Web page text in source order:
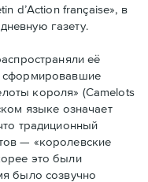
d’Action française», в
газету.
её
сформировавшие
короля» (Camelots
языке означает
традиционный
— «королевские
это были
было созвучно